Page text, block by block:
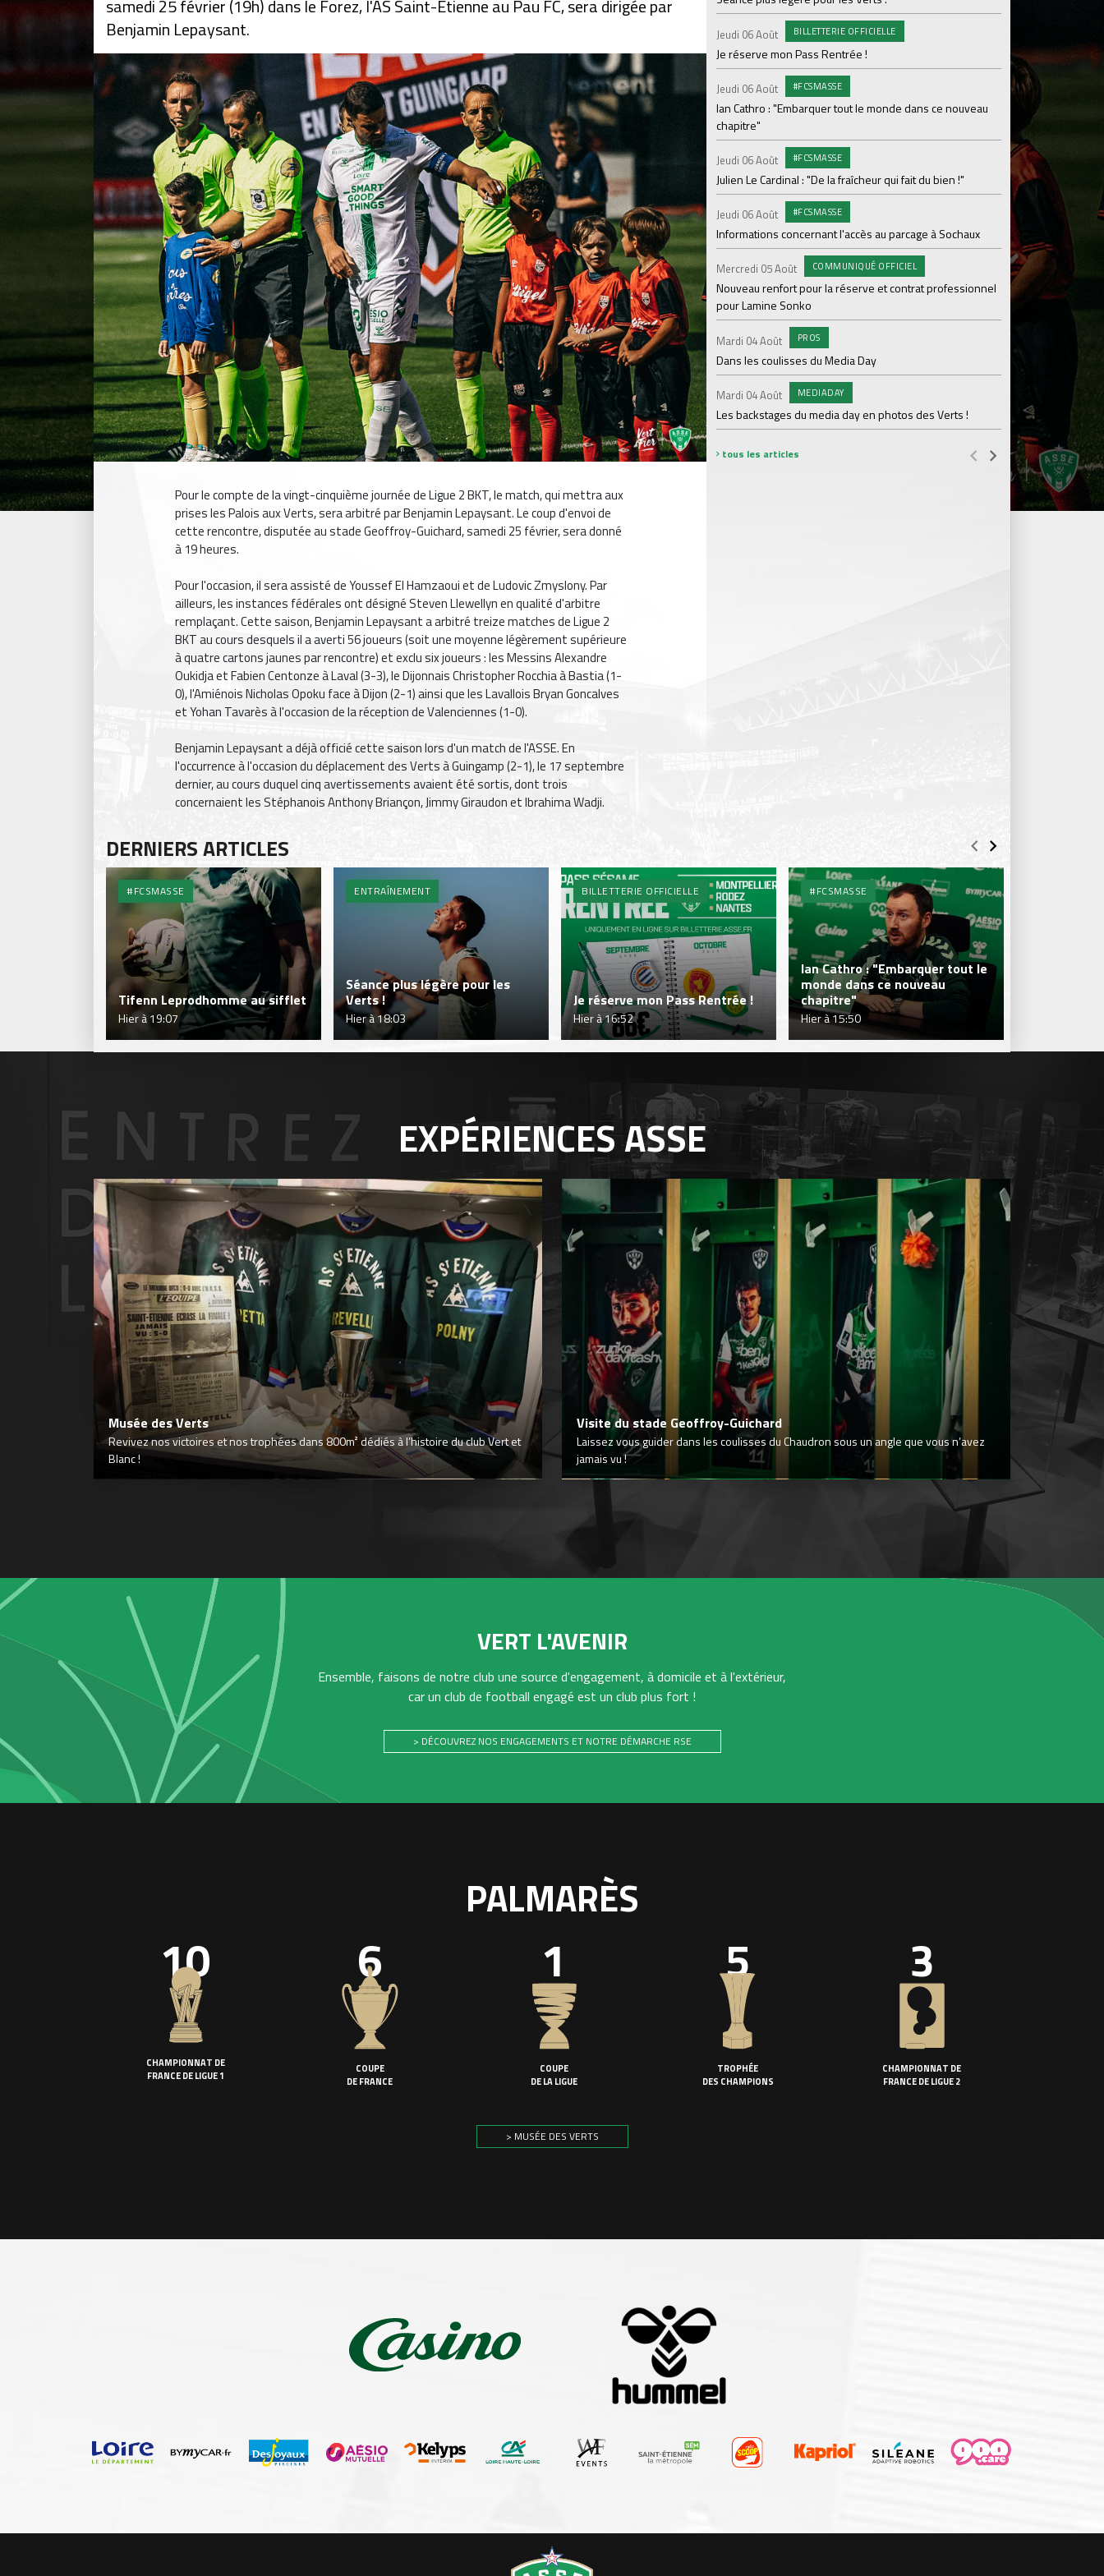
samedi 25 février (19h) dans le Forez, l'AS Saint-Étienne au Pau FC, sera dirigée par
Benjamin Lepaysant.
Pour le compte de la vingt-cinquième journée de Ligue 2 BKT, le match, qui mettra aux
prises les Palois aux Verts, sera arbitré par Benjamin Lepaysant. Le coup d'envoi de
cette rencontre, disputée au stade Geoffroy-Guichard, samedi 25 février, sera donné
à 19 heures.
Pour l'occasion, il sera assisté de Youssef El Hamzaoui et de Ludovic Zmyslony. Par
ailleurs, les instances fédérales ont désigné Steven Llewellyn en qualité d'arbitre
remplaçant. Cette saison, Benjamin Lepaysant a arbitré treize matches de Ligue 2
BKT au cours desquels il a averti 56 joueurs (soit une moyenne légèrement supérieure
à quatre cartons jaunes par rencontre) et exclu six joueurs : les Messins Alexandre
Oukidja et Fabien Centonze à Laval (3-3), le Dijonnais Christopher Rocchia à Bastia (1-
0), l'Amiénois Nicholas Opoku face à Dijon (2-1) ainsi que les Lavallois Bryan Goncalves
et Yohan Tavarès à l'occasion de la réception de Valenciennes (1-0).
Benjamin Lepaysant a déjà officié cette saison lors d'un match de l'ASSE. En
l'occurrence à l'occasion du déplacement des Verts à Guingamp (2-1), le 17 septembre
dernier, au cours duquel cinq avertissements avaient été sortis, dont trois
concernaient les Stéphanois Anthony Briançon, Jimmy Giraudon et Ibrahima Wadji.
Jeudi 06 Août BILLETTERIE OFFICIELLE
Je réserve mon Pass Rentrée !
Jeudi 06 Août #FCSMASSE
Ian Cathro : "Embarquer tout le monde dans ce nouveau
chapitre"
Jeudi 06 Août #FCSMASSE
Julien Le Cardinal : "De la fraîcheur qui fait du bien !"
Jeudi 06 Août #FCSMASSE
Informations concernant l'accès au parcage à Sochaux
Mercredi 05 Août COMMUNIQUÉ OFFICIEL
Nouveau renfort pour la réserve et contrat professionnel
pour Lamine Sonko
Mardi 04 Août PROS
Dans les coulisses du Media Day
Mardi 04 Août MEDIADAY
Les backstages du media day en photos des Verts !
Lundi 03 Août
Parcage complet
Lundi 03 Août
Le dernier match
Dimanche 02 Août
Le point sur
Samedi 01 Août
Ian Cathro : "La
vont commencer"
Samedi 01 Août
20 600 abonnés :
tous les articles
DERNIERS ARTICLES
#FCSMASSE
Tifenn Leprodhomme au sifflet
Hier à 19:07
ENTRAÎNEMENT
Séance plus légère pour les
Verts !
Hier à 18:03
BILLETTERIE OFFICIELLE
Je réserve mon Pass Rentrée !
Hier à 16:52
#FCSMASSE
Ian Cathro : "Embarquer tout le
monde dans ce nouveau
chapitre"
Hier à 15:50
EXPÉRIENCESASSE
Musée des Verts
Revivez nos victoires et nos trophées dans 800m² dédiés à l’histoire du club Vert et
Blanc !
Visite du stade Geoffroy-Guichard
Laissez vous guider dans les coulisses du Chaudron sous un angle que vous n’avez
jamais vu !
VERT L'AVENIR
Ensemble, faisons de notre club une source d'engagement, à domicile et à l'extérieur,
car un club de football engagé est un club plus fort !
> DÉCOUVREZ NOS ENGAGEMENTS ET NOTRE DÉMARCHE RSE
PALMARÈS
10
CHAMPIONNAT DE
FRANCE DE LIGUE 1
6
COUPE
DE FRANCE
1
COUPE
DE LA LIGUE
5
TROPHÉE
DES CHAMPIONS
3
CHAMPIONNAT DE
FRANCE DE LIGUE 2
> MUSÉE DES VERTS